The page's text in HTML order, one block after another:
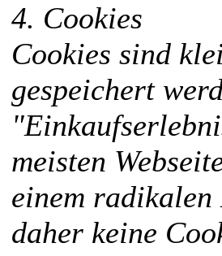
4. Cookies
Cookies sind
gespeichert
meisten
einem
daher keine